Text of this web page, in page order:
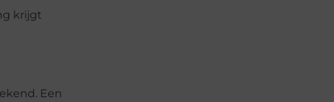
krijgt
Een